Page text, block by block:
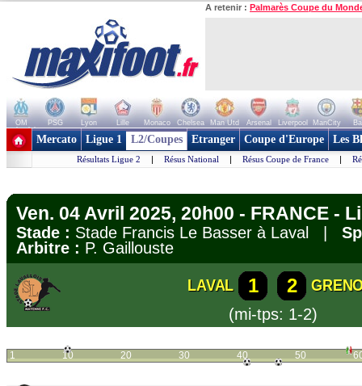
A retenir : Palmarès Coupe du
OM PSG Lyon Lille Monaco Chelsea Man Utd Arsenal Liverpool ManCity
+ de clubs
Mercato Ligue 1 L2/Coupes Etranger Coupe d'Europe Les
Résultats Ligue 2 | Résus National | Résus Coupe de France |
Ven. 04 Avril 2025, 20h00 - FRANCE -
Stade : Stade Francis Le Basser à Laval |
Arbitre : P. Gaillouste
LAVAL 1 2
(mi-tps: 1-2)
1 10 20 30 40 50